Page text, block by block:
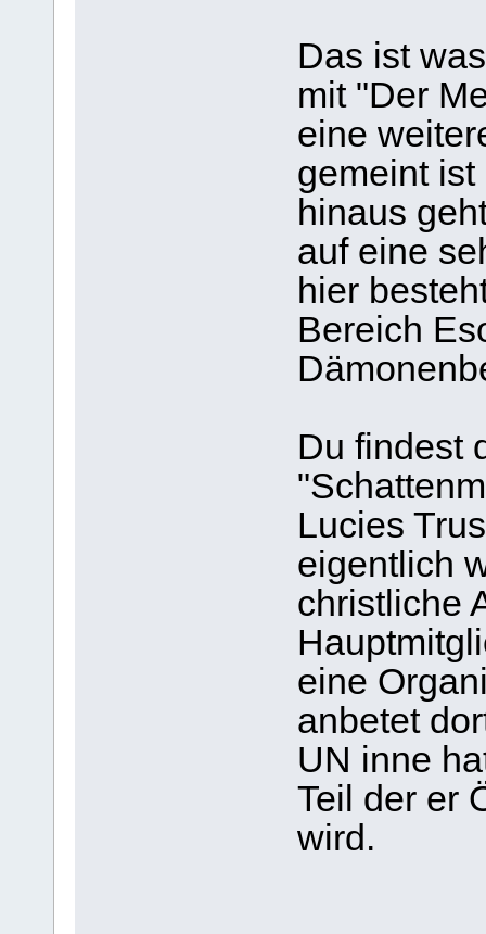
Das ist
mit "Der
eine
gemeint
hinaus
auf eine
hier
Bereich
Du findest
Lucies
eigentlich
christliche
eine
anbetet
UN inne
Teil der er
wird.